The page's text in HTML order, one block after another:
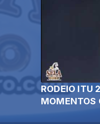
RODEIO ITU
MOMENTOS